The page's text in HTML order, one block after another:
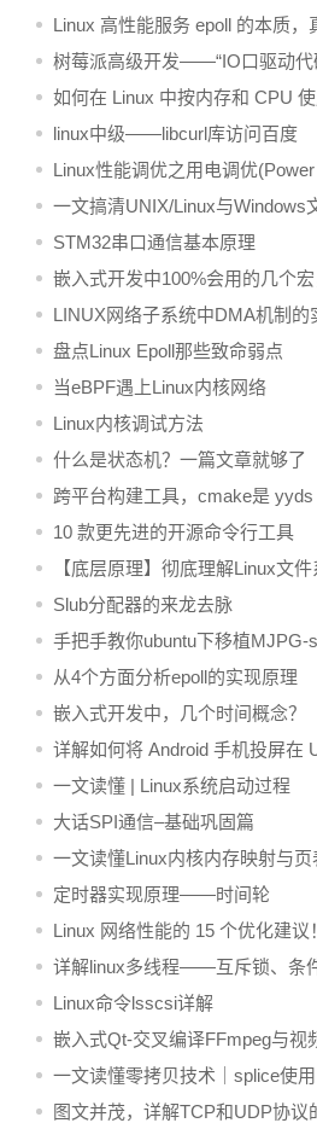
Linux 高性能服务 epoll 的本质，
树莓派高级开发——“IO口驱动代
_虚拟地址、BCM2835芯片手册
如何在 Linux 中按内存和 CPU
linux中级——libcurl库访问百度
Linux性能调优之用电调优
一文搞清UNIX/Linux与Windows
STM32串口通信基本原理
嵌入式开发中100%会用的几个
LINUX网络子系统中DMA机制的
盘点Linux Epoll那些致命弱点
当eBPF遇上Linux内核网络
Linux内核调试方法
什么是状态机？一篇文章就够了
跨平台构建工具，cmake是 yyds
10 款更先进的开源命令行工具
【底层原理】彻底理解Linux文
Slub分配器的来龙去脉
手把手教你ubuntu下移植MJPG-
从4个方面分析epoll的实现原理
嵌入式开发中，几个时间概念？
详解如何将 Android 手机投屏在
一文读懂 | Linux系统启动过程
大话SPI通信–基础巩固篇
一文读懂Linux内核内存映射与页
定时器实现原理——时间轮
Linux 网络性能的 15 个优化建议！
详解linux多线程——互斥锁、条
量
Linux命令lsscsi详解
嵌入式Qt-交叉编译FFmpeg与视
一文读懂零拷贝技术｜splice使用
图文并茂，详解TCP和UDP协议